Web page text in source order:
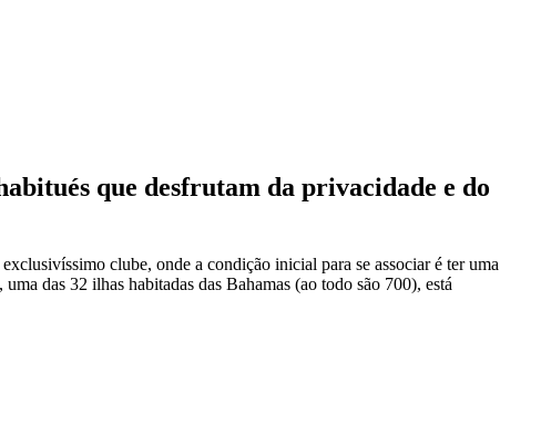
que desfrutam da privacidade e do
clube, onde a condição inicial para se associar é ter uma
das 32 ilhas habitadas das Bahamas (ao todo são 700), está